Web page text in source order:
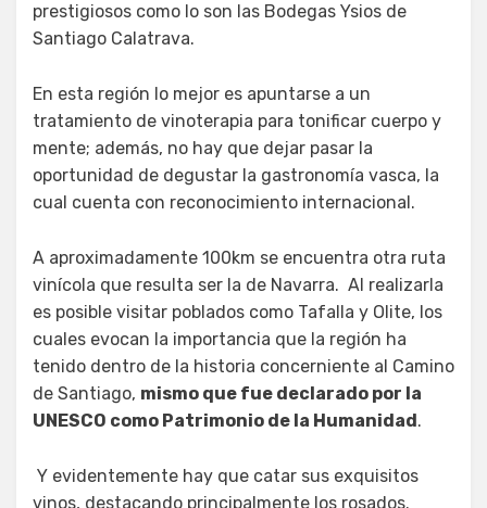
prestigiosos como lo son las Bodegas Ysios de
Santiago Calatrava.
En esta región lo mejor es apuntarse a un
tratamiento de vinoterapia para tonificar cuerpo y
mente; además, no hay que dejar pasar la
oportunidad de degustar la gastronomía vasca, la
cual cuenta con reconocimiento internacional.
A aproximadamente 100km se encuentra otra ruta
vinícola que resulta ser la de Navarra. Al realizarla
es posible visitar poblados como Tafalla y Olite, los
cuales evocan la importancia que la región ha
tenido dentro de la historia concerniente al Camino
de Santiago, mismo que fue declarado por la
UNESCO como Patrimonio de la Humanidad .
Y evidentemente hay que catar sus exquisitos
vinos, destacando principalmente los rosados.